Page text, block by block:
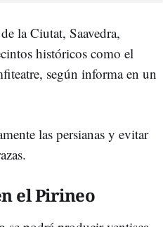
la Ciutat, Saavedra,
históricos como el
según informa en un
las persianas y evitar
el Pirineo